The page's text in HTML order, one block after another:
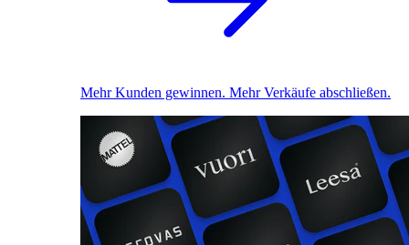
Mehr Kunden gewinnen. Mehr Verkäufe abschließen.